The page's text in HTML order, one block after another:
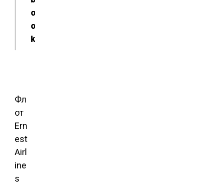
o
o
k
Фл
от
Ern
est
Airl
ine
s